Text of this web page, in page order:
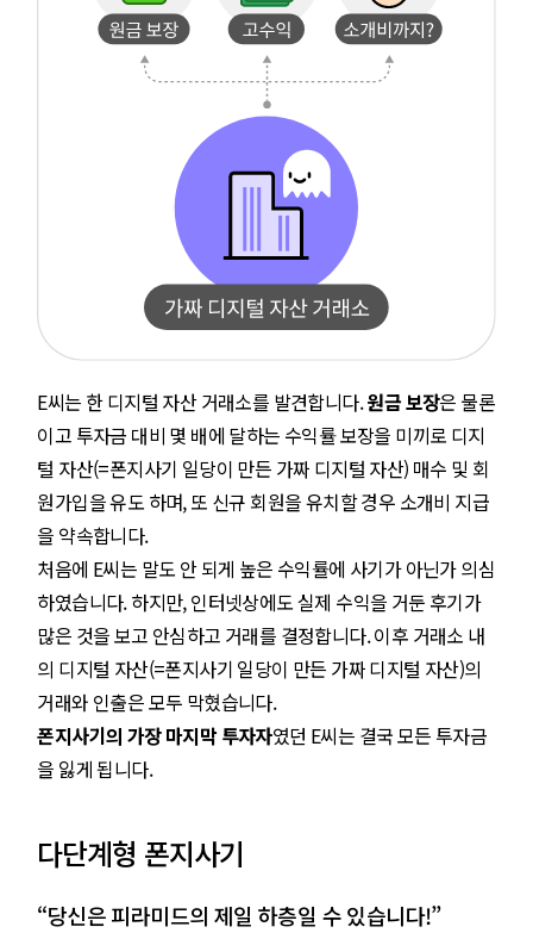
E씨는 한 디지털 자산 거래소를 발견합니다.원금 보장은 물론
이고 투자금 대비 몇 배에 달하는 수익률 보장을 미끼로 디지
털 자산(=폰지사기 일당이 만든 가짜 디지털 자산) 매수 및 회
원가입을 유도 하며, 또 신규 회원을 유치할 경우 소개비 지급
을 약속합니다.
처음에 E씨는 말도 안 되게 높은 수익률에 사기가 아닌가 의심
하였습니다. 하지만, 인터넷상에도 실제 수익을 거둔 후기가
많은 것을 보고 안심하고 거래를 결정합니다. 이후 거래소 내
의 디지털 자산(=폰지사기 일당이 만든 가짜 디지털 자산)의
거래와 인출은 모두 막혔습니다.
폰지사기의 가장 마지막 투자자였던 E씨는 결국 모든 투자금
을 잃게 됩니다.
다단계형 폰지사기
“당신은 피라미드의 제일 하층일 수 있습니다!”